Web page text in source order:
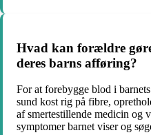
Hvad kan forældre
deres barns afføring?
For at forebygge blod i
sund kost rig på fibre,
af smertestillende medicin og
symptomer barnet viser og